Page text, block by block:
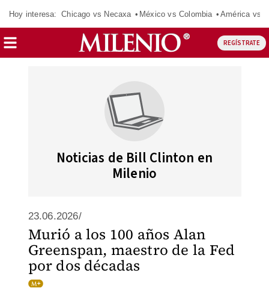
Hoy interesa: Chicago vs Necaxa México vs Colombia América vs
REGÍSTRATE
Noticias de Bill Clinton en
Milenio
23.06.2026/
Murió a los 100 años Alan
Greenspan, maestro de la Fed
por dos décadas